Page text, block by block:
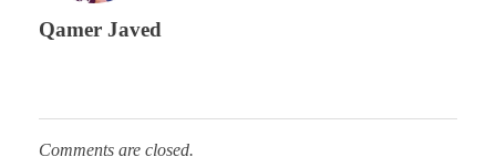
Qamer Javed
Comments are closed.